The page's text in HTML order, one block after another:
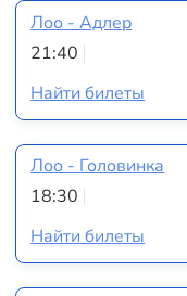
Лоо - Адлер
21:40
Найти билеты
Лоо - Головинка
18:30
Найти билеты